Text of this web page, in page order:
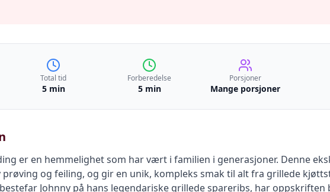
Total tid
5 min
Forberedelse
5 min
Porsjoner
Mange porsjoner
er en hemmelighet som har vært i familien i generasjoner. Denne
prøving og feiling, og gir en unik, kompleks smak til alt fra grillede
Johnny på hans legendariske grillede spareribs, har